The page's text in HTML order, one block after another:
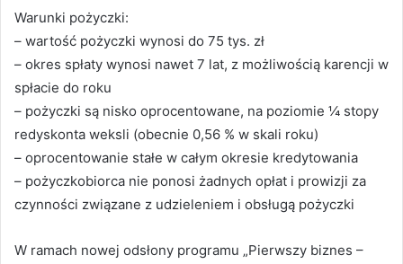
Warunki pożyczki:
– wartość pożyczki wynosi do 75 tys. zł
– okres spłaty wynosi nawet 7 lat, z możliwością karencji w
spłacie do roku
– pożyczki są nisko oprocentowane, na poziomie ¼ stopy
redyskonta weksli (obecnie 0,56 % w skali roku)
– oprocentowanie stałe w całym okresie kredytowania
– pożyczkobiorca nie ponosi żadnych opłat i prowizji za
czynności związane z udzieleniem i obsługą pożyczki
W ramach nowej odsłony programu „Pierwszy biznes –